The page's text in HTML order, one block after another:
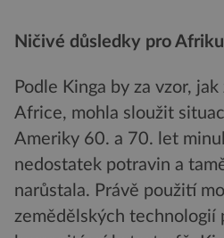
Ničivé důsledky pro Afriku
Podle Kinga by za vzor,
Africe, mohla sloužit
Ameriky 60. a 70. let
nedostatek potravin a
narůstala. Právě použití
zemědělských technologií